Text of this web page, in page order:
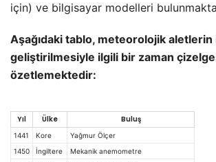
için) ve bilgisayar modelleri
Aşağıdaki tablo, meteorolojik aletlerin
geliştirilmesiyle ilgili bir zaman
özetlemektedir:
Yıl Ülke Buluş
1441 Kore
Yağmur Ölçer
1450
İngiltere
Mekanik anemometre